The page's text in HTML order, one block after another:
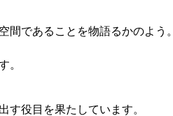
であることを物語るかのよう。
。
す役目を果たしています。